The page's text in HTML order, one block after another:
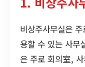
비상주사무실은
용할 수 있는 사무
은 주로 회의室,